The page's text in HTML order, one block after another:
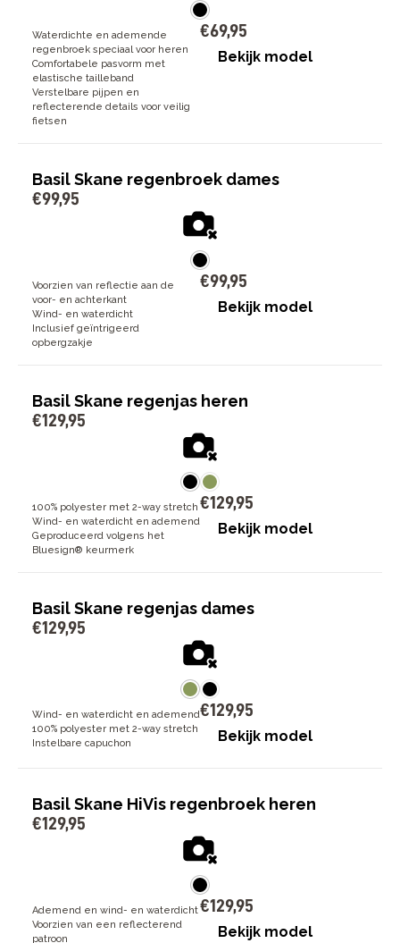
Waterdichte en ademende
regenbroek speciaal voor heren
Comfortabele pasvorm met
elastische tailleband
Verstelbare pijpen en
reflecterende details voor veilig
fietsen
€69,95
Bekijk model
Basil Skane regenbroek dames
€99,95
Voorzien van reflectie aan de
voor- en achterkant
Wind- en waterdicht
Inclusief geïntrigeerd
opbergzakje
€99,95
Bekijk model
Basil Skane regenjas heren
€129,95
100% polyester met 2-way stretch
Wind- en waterdicht en ademend
Geproduceerd volgens het
Bluesign® keurmerk
€129,95
Bekijk model
Basil Skane regenjas dames
€129,95
Wind- en waterdicht en ademend
100% polyester met 2-way stretch
Instelbare capuchon
€129,95
Bekijk model
Basil Skane HiVis regenbroek heren
€129,95
Ademend en wind- en waterdicht
Voorzien van een reflecterend
patroon
€129,95
Bekijk model